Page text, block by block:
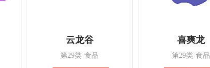
云龙谷
第29类-食品
喜爽龙
第29类-食品